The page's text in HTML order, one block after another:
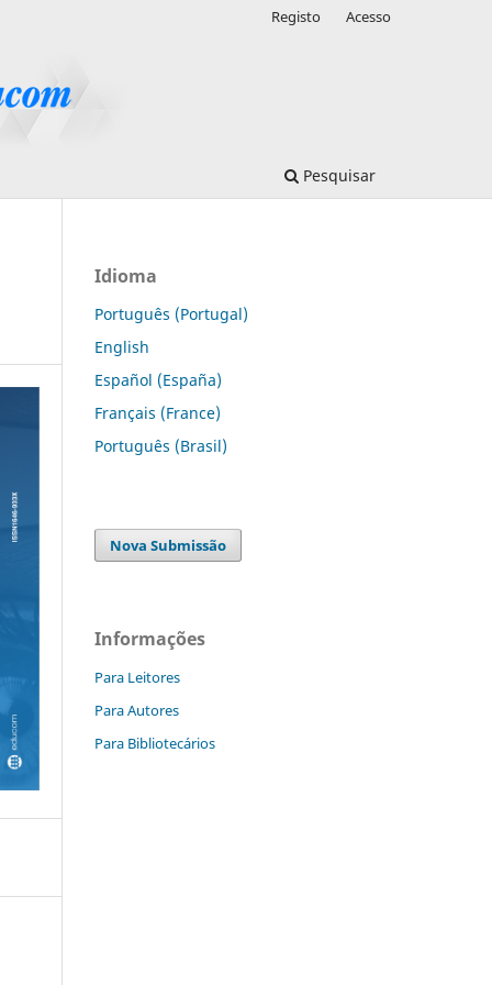
Pesquisar
Registo Acesso
Idioma
Português (Portugal)
English
Español (España)
Français (France)
Português (Brasil)
Nova Submissão
Informações
Para Leitores
Para Autores
Para Bibliotecários